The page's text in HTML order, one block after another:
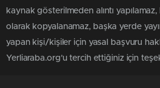
kaynak gösterilmeden alıntı yapılamaz,
olarak kopyalanamaz, başka yerde
yapan kişi/kişiler için yasal başvuru
Yerliaraba.org'u tercih ettiğiniz için